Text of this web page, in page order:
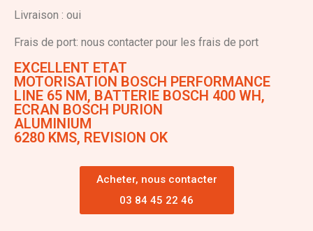
Livraison : oui
Frais de port: nous contacter pour les frais de port
EXCELLENT ETAT
MOTORISATION BOSCH PERFORMANCE
LINE 65 NM, BATTERIE BOSCH 400 WH,
ECRAN BOSCH PURION
ALUMINIUM
6280 KMS, REVISION OK
Acheter, nous contacter
03 84 45 22 46